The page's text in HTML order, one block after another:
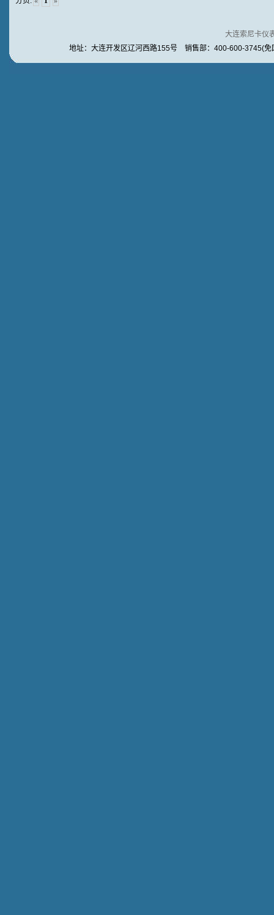
大连索尼卡仪
地址：大连开发区辽河西路155号 销售部：400-600-3745(